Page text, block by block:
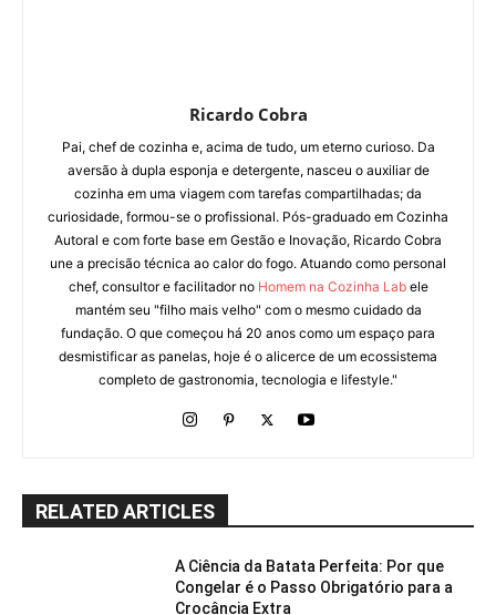
Ricardo Cobra
Pai, chef de cozinha e, acima de tudo, um eterno curioso. Da
aversão à dupla esponja e detergente, nasceu o auxiliar de
cozinha em uma viagem com tarefas compartilhadas; da
curiosidade, formou-se o profissional. Pós-graduado em Cozinha
Autoral e com forte base em Gestão e Inovação, Ricardo Cobra
une a precisão técnica ao calor do fogo. Atuando como personal
chef, consultor e facilitador no Homem na Cozinha Labele
mantém seu "filho mais velho" com o mesmo cuidado da
fundação. O que começou há 20 anos como um espaço para
desmistificar as panelas, hoje é o alicerce de um ecossistema
completo de gastronomia, tecnologia e lifestyle."
RELATED ARTICLES
A Ciência da Batata Perfeita: Por que
Congelar é o Passo Obrigatório para a
Crocância Extra